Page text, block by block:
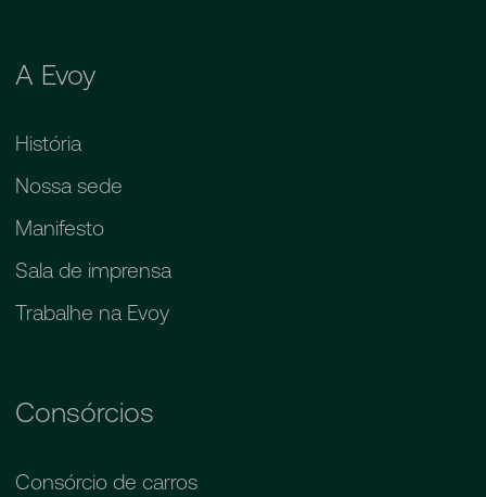
A Evoy
História
Nossa sede
Manifesto
Sala de imprensa
Trabalhe na Evoy
Consórcios
Consórcio de carros